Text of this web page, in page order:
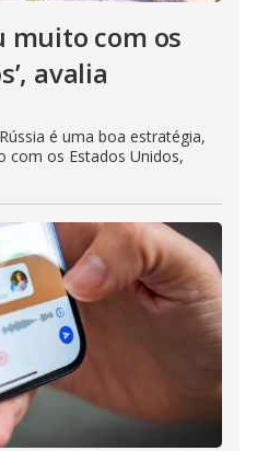
muito com os
avalia
é uma boa estratégia,
com os Estados Unidos,